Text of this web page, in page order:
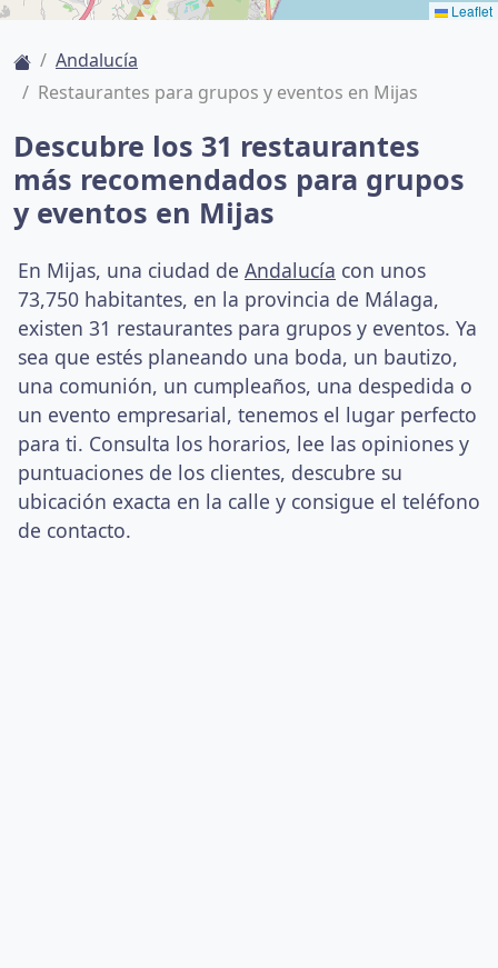
Leaflet
Andalucía
Restaurantes para grupos y eventos en Mijas
Descubre los 31 restaurantes
más recomendados para grupos
y eventos en Mijas
En Mijas, una ciudad de Andalucía con unos
73,750 habitantes, en la provincia de Málaga,
existen 31 restaurantes para grupos y eventos. Ya
sea que estés planeando una boda, un bautizo,
una comunión, un cumpleaños, una despedida o
un evento empresarial, tenemos el lugar perfecto
para ti. Consulta los horarios, lee las opiniones y
puntuaciones de los clientes, descubre su
ubicación exacta en la calle y consigue el teléfono
de contacto.